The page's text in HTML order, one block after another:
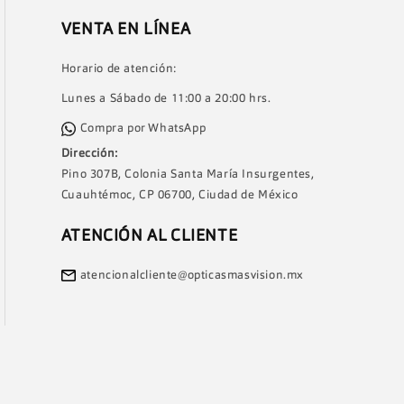
VENTA EN LÍNEA
Horario de atención:
Lunes a Sábado de 11:00 a 20:00 hrs.
Compra por WhatsApp
Dirección:
Pino 307B, Colonia Santa María Insurgentes,
Cuauhtémoc, CP 06700, Ciudad de México
ATENCIÓN AL CLIENTE
atencionalcliente@opticasmasvision.mx